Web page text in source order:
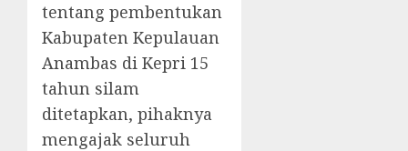
tentang pembentukan
Kabupaten Kepulauan
Anambas di Kepri 15
tahun silam
ditetapkan, pihaknya
mengajak seluruh